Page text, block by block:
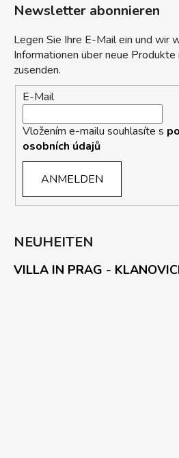
Newsletter abonnieren
Legen Sie Ihre E-Mail ein und wir
Informationen über neue
zusenden.
E-Mail
Vložením e-mailu souhlasíte s
osobních údajů
ANMELDEN
NEUHEITEN
VILLA IN PRAG -